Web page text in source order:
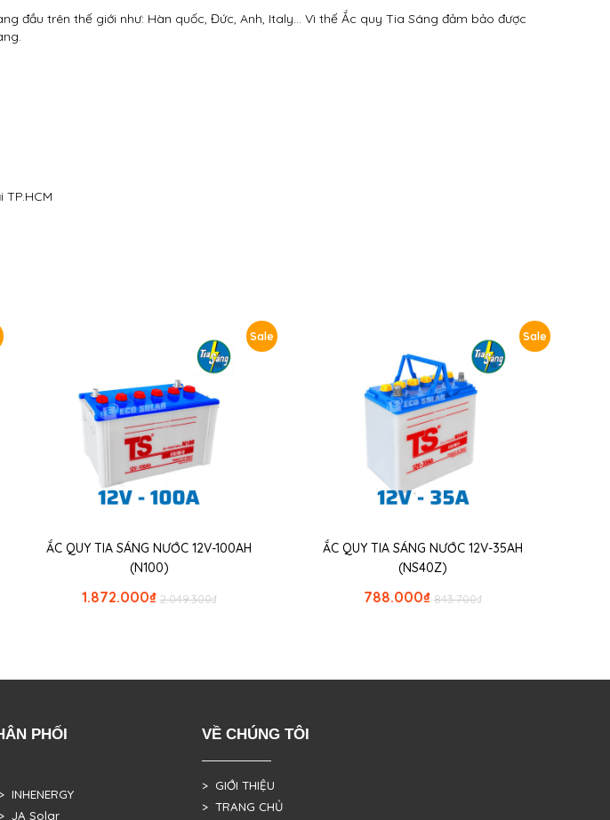
đầu trên thế giới như: Hàn quốc, Đức, Anh, Italy… Vì thế Ắc quy Tia Sáng đảm bảo được
Sale
ẮC QUY TIA SÁNG NƯỚC 12V-100AH
(N100)
₫
2.049.300
₫
1.872.000
Sale
ẮC QUY TIA SÁNG NƯỚC 12V-35AH
(NS40Z)
₫
843.700
₫
788.000
PHỐI
> INHENERGY
> JA Solar
VỀ CHÚNG TÔI
> GIỚI THIỆU
> TRANG CHỦ